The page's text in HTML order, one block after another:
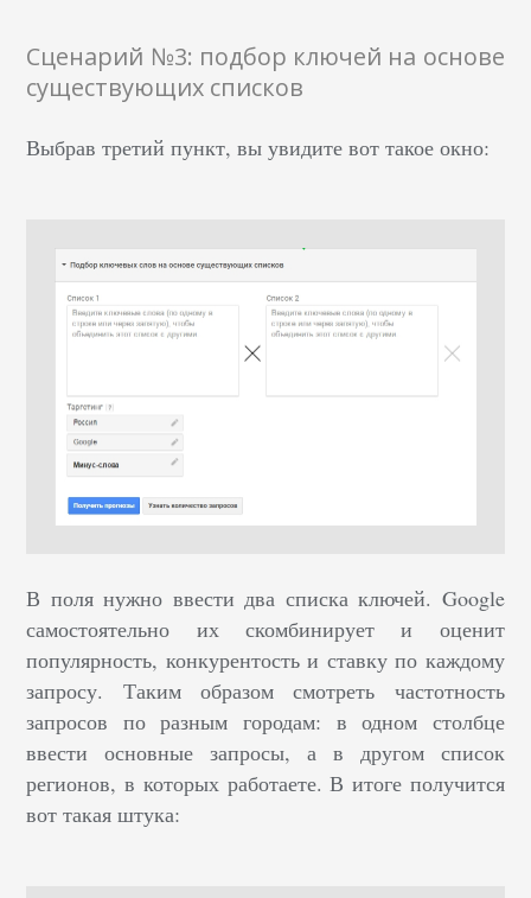
Сценарий №3: подбор ключей на основе
существующих списков
Выбрав третий пункт, вы увидите вот такое окно:
В поля нужно ввести два списка ключей. Google
самостоятельно их скомбинирует и оценит
популярность, конкурентость и ставку по каждому
запросу. Таким образом смотреть частотность
запросов по разным городам: в одном столбце
ввести основные запросы, а в другом список
регионов, в которых работаете. В итоге получится
вот такая штука: